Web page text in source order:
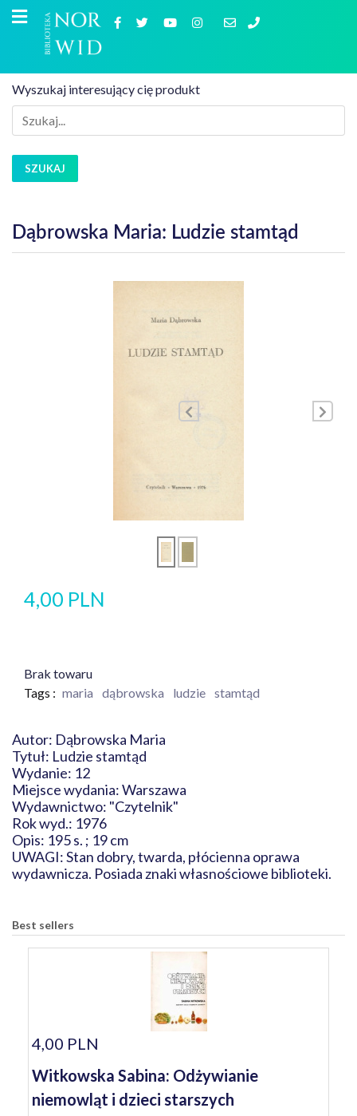
Wyszukaj interesujący cię produkt
SZUKAJ
Dąbrowska Maria: Ludzie stamtąd
4,00 PLN
Brak towaru
Tags : maria dąbrowska ludzie stamtąd
Autor: Dąbrowska Maria
Tytuł: Ludzie stamtąd
Wydanie: 12
Miejsce wydania: Warszawa
Wydawnictwo: "Czytelnik"
Rok wyd.: 1976
Opis: 195 s. ; 19 cm
UWAGI: Stan dobry, twarda, płócienna oprawa
wydawnicza. Posiada znaki własnościowe biblioteki.
Best sellers
4,00 PLN
Witkowska Sabina: Odżywianie
niemowląt i dzieci starszych